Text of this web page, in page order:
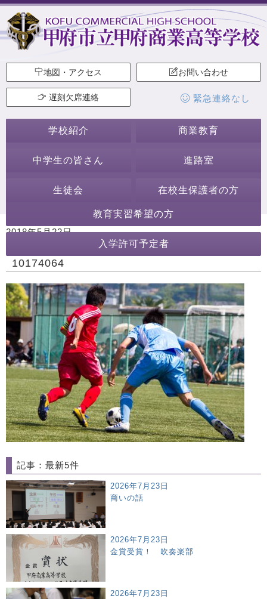
地図・アクセス お問い合わせ
遅刻欠席連絡 緊急連絡なし
学校紹介 商業教育
中学生の皆さん 進路室
生徒会 在校生保護者の方
教育実習希望の方
入学許可予定者
2018年5月22日
10174064
記事：最新5件
2026年7月23日
商いの話
2026年7月23日
金賞受賞！ 吹奏楽部
2026年7月23日